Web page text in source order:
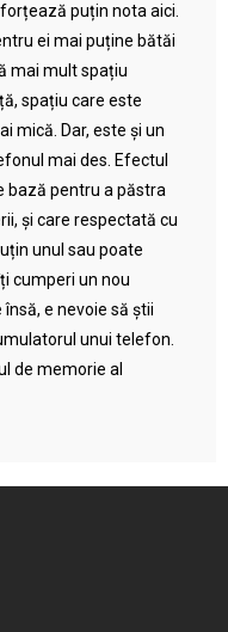
puțin nota aici.
ei mai puține bătăi
mai mult spațiu
spațiu care este
mică. Dar, este și un
mai des. Efectul
bază pentru a păstra
și care respectată cu
unul sau poate
cumperi un nou
e nevoie să știi
unui telefon.
de memorie al